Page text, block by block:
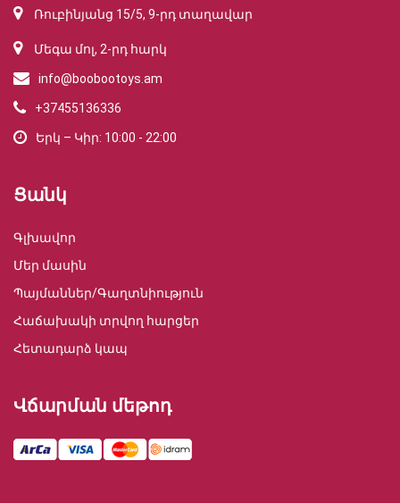
Ռուբինյանց 15/5, 9-րդ տաղավար
Մեգա մոլ, 2-րդ հարկ
info@boobootoys.am
+37455136336
Երկ – Կիր: 10:00 - 22:00
Ցանկ
Գլխավոր
Մեր մասին
Պայմաններ/Գաղտնիություն
Հաճախակի տրվող հարցեր
Հետադարձ կապ
Վճարման մեթոդ